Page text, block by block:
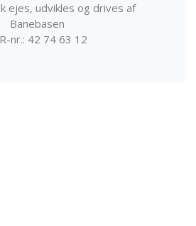
ejes, udvikles og drives af
Banebasen
nr.: 42 74 63 12